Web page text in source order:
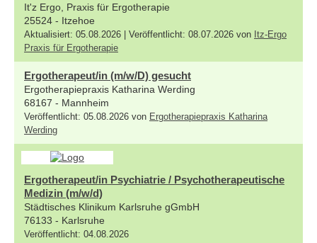
It'z Ergo, Praxis für Ergotherapie
25524 - Itzehoe
Aktualisiert: 05.08.2026 | Veröffentlicht: 08.07.2026 von Itz-Ergo
Praxis für Ergotherapie
Ergotherapeut/in (m/w/D) gesucht
Ergotherapiepraxis Katharina Werding
68167 - Mannheim
Veröffentlicht: 05.08.2026 von Ergotherapiepraxis Katharina
Werding
Ergotherapeut/in Psychiatrie / Psychotherapeutische
Medizin (m/w/d)
Städtisches Klinikum Karlsruhe gGmbH
76133 - Karlsruhe
Veröffentlicht: 04.08.2026